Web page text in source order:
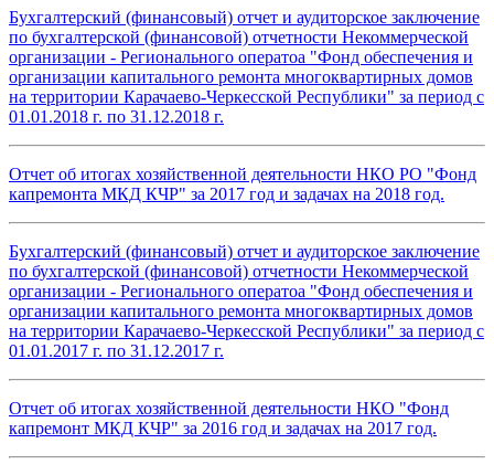
Бухгалтерский (финансовый) отчет и аудиторское заключение
по бухгалтерской (финансовой) отчетности Некоммерческой
организации - Регионального оператоа "Фонд обеспечения и
организации капитального ремонта многоквартирных домов
на территории Карачаево-Черкесской Республики" за период с
01.01.2018 г. по 31.12.2018 г.
Отчет об итогах хозяйственной деятельности НКО РО "Фонд
капремонта МКД КЧР" за 2017 год и задачах на 2018 год.
Бухгалтерский (финансовый) отчет и аудиторское заключение
по бухгалтерской (финансовой) отчетности Некоммерческой
организации - Регионального оператоа "Фонд обеспечения и
организации капитального ремонта многоквартирных домов
на территории Карачаево-Черкесской Республики" за период с
01.01.2017 г. по 31.12.2017 г.
Отчет об итогах хозяйственной деятельности НКО "Фонд
капремонт МКД КЧР" за 2016 год и задачах на 2017 год.